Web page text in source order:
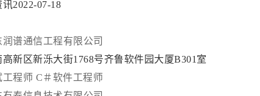
2022-07-18
润谱通信工程有限公司
新区新泺大街1768号齐鲁软件园大厦B301室
工程师 C＃软件工程师